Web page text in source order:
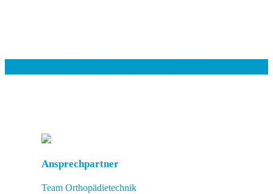
Ansprechpartner
Team Orthopädietechnik